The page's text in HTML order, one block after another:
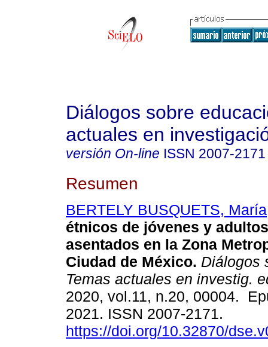
Diálogos sobre
actuales en
versión On-line ISSN 2007-2171
Resumen
BERTELY BUSQUETS, María
étnicos de jóvenes y
asentados en la Zona
Ciudad de México. Diálogos
Temas actuales en investig.
2020, vol.11, n.20, 00004.
2021. ISSN 2007-2171.
https://doi.org/10.32870/